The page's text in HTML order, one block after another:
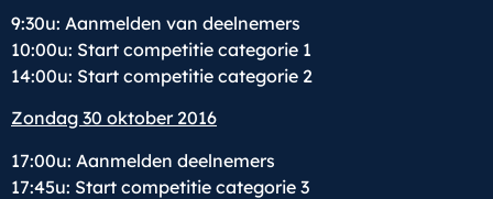
9:30u: Aanmelden van deelnemers
10:00u: Start competitie categorie 1
14:00u: Start competitie categorie 2
Zondag 30 oktober 2016
17:00u: Aanmelden deelnemers
17:45u: Start competitie categorie 3